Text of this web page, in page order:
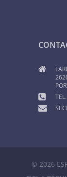
© 2026